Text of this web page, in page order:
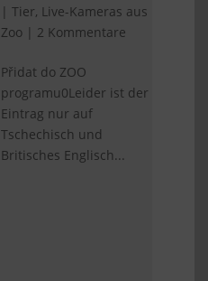
|Tier, Live-Kameras aus
Zoo | 2 Kommentare
Přidat do ZOO
programu0Leider ist der
Eintrag nur auf
Tschechisch und
Britisches Englisch...